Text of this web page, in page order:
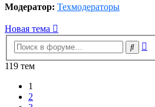
Модератор: Техмодераторы
Новая тема
Поиск
119 тем
1
2